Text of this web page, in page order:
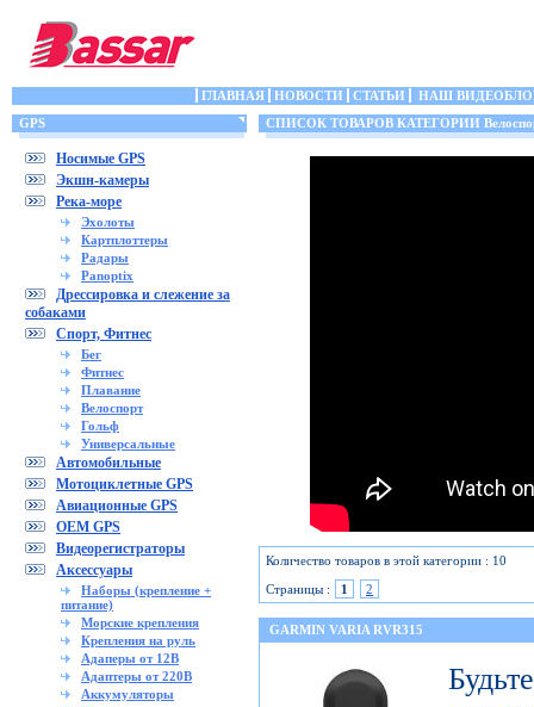
ГЛАВНАЯ НОВОСТИ СТАТЬИ
НАШ
GPS
Носимые GPS
Экшн-камеры
Река-море
Эхолоты
Картплоттеры
Радары
Panoptix
Дрессировка и слежение за
собаками
Спорт, Фитнес
Бег
Фитнес
Плавание
Велоспорт
Гольф
Универсальные
Автомобильные
Мотоциклетные GPS
Авиационные GPS
OEM GPS
Видеорегистраторы
Аксессуары
Наборы (крепление +
питание)
Морские крепления
Крепления на руль
Адаперы от 12В
Адаптеры от 220В
Аккумуляторы
СПИСОК ТОВАРОВ КАТЕГОРИИ
Количество товаров в этой категории : 10
Страницы :
1 2
GARMIN VARIA RVR315